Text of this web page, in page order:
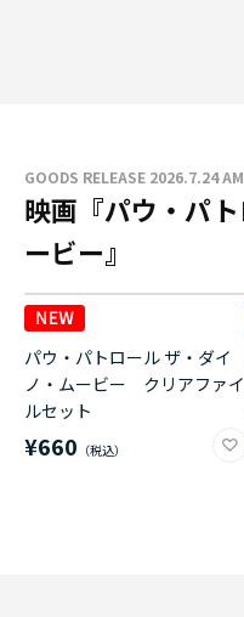
GOODS RELEASE 2026.7.24
映画『パウ・パ
ービー』
パウ・パトロール ザ・ダイ
ノ・ムービー クリアファイ
ルセット
¥660